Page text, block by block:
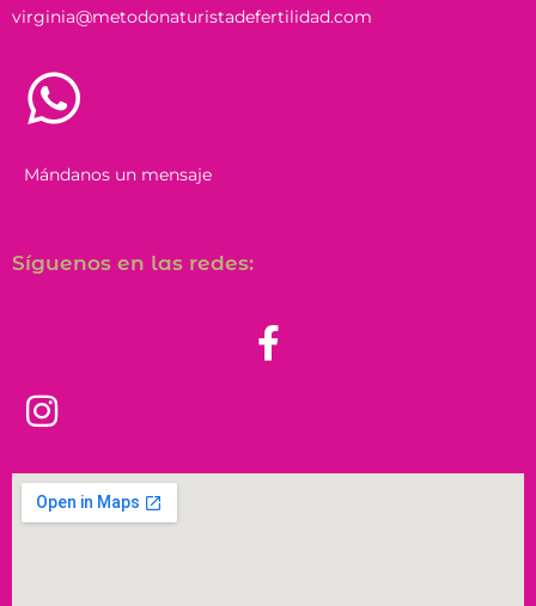
virginia@metodonaturistadefertilidad.com
Mándanos un mensaje
Síguenos en las redes: